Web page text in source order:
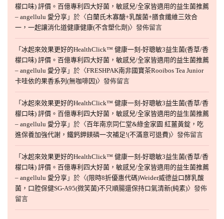
檬口味) 評價。百億專利四大好菌，敏感兒/全家皆適用的益生菌推薦
– angellulu 愛分享 」於〈白蘭氏木寡醣+乳酸菌+膳食纖維三效合
一，一起讓消化道健康健康(不含塑化劑)〉發佈留言
「冰起來效果更好的HealthClick™ 健康一刻-好聰敏3益生菌(香草/香
檬口味) 評價。百億專利四大好菌，敏感兒/全家皆適用的益生菌推薦
– angellulu 愛分享 」於〈FRESHPAK南非國寶茶Rooibos Tea Junior
卡哇依的果香系列(無咖啡因)〉發佈留言
「冰起來效果更好的HealthClick™ 健康一刻-好聰敏3益生菌(香草/香
檬口味) 評價。百億專利四大好菌，敏感兒/全家皆適用的益生菌推薦
– angellulu 愛分享 」於〈百年南京同仁堂&綠金家園 紅薑黃錠，吃
進保養加強代謝，鐵鈣鉀鎂磷一次補足!(不滿意可退費)〉發佈留言
「冰起來效果更好的HealthClick™ 健康一刻-好聰敏3益生菌(香草/香
檬口味) 評價。百億專利四大好菌，敏感兒/全家皆適用的益生菌推薦
– angellulu 愛分享 」於〈(限時8折優惠代碼)Weider威德益口酵乳酸
菌，口腔保健SG-A95(微笑菌)不只順腸還保持口氣清新(純素)〉發佈
留言